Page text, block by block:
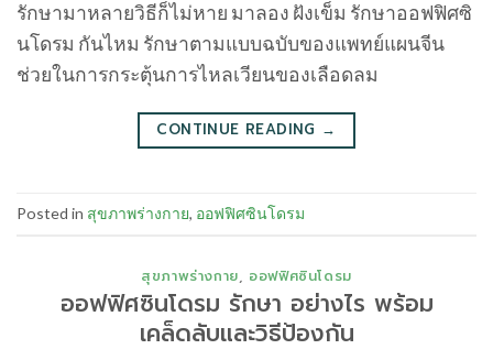
รักษามาหลายวิธีก็ไม่หาย มาลอง ฝังเข็ม รักษาออฟฟิศซิ
นโดรม กันไหม รักษาตามแบบฉบับของแพทย์แผนจีน
ช่วยในการกระตุ้นการไหลเวียนของเลือดลม
CONTINUE READING →
Posted in สุขภาพร่างกาย, ออฟฟิศซินโดรม
สุขภาพร่างกาย, ออฟฟิศซินโดรม
ออฟฟิศซินโดรม รักษา อย่างไร พร้อม
เคล็ดลับและวิธีป้องกัน